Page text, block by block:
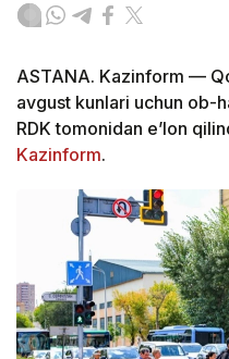
ASTANA. Kazinform —
avgust kunlari uchun ob-
RDK tomonidan e’lon
Kazinform.